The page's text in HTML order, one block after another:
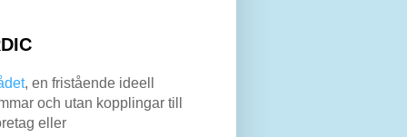
, en fristående ideell
och utan kopplingar till
eller